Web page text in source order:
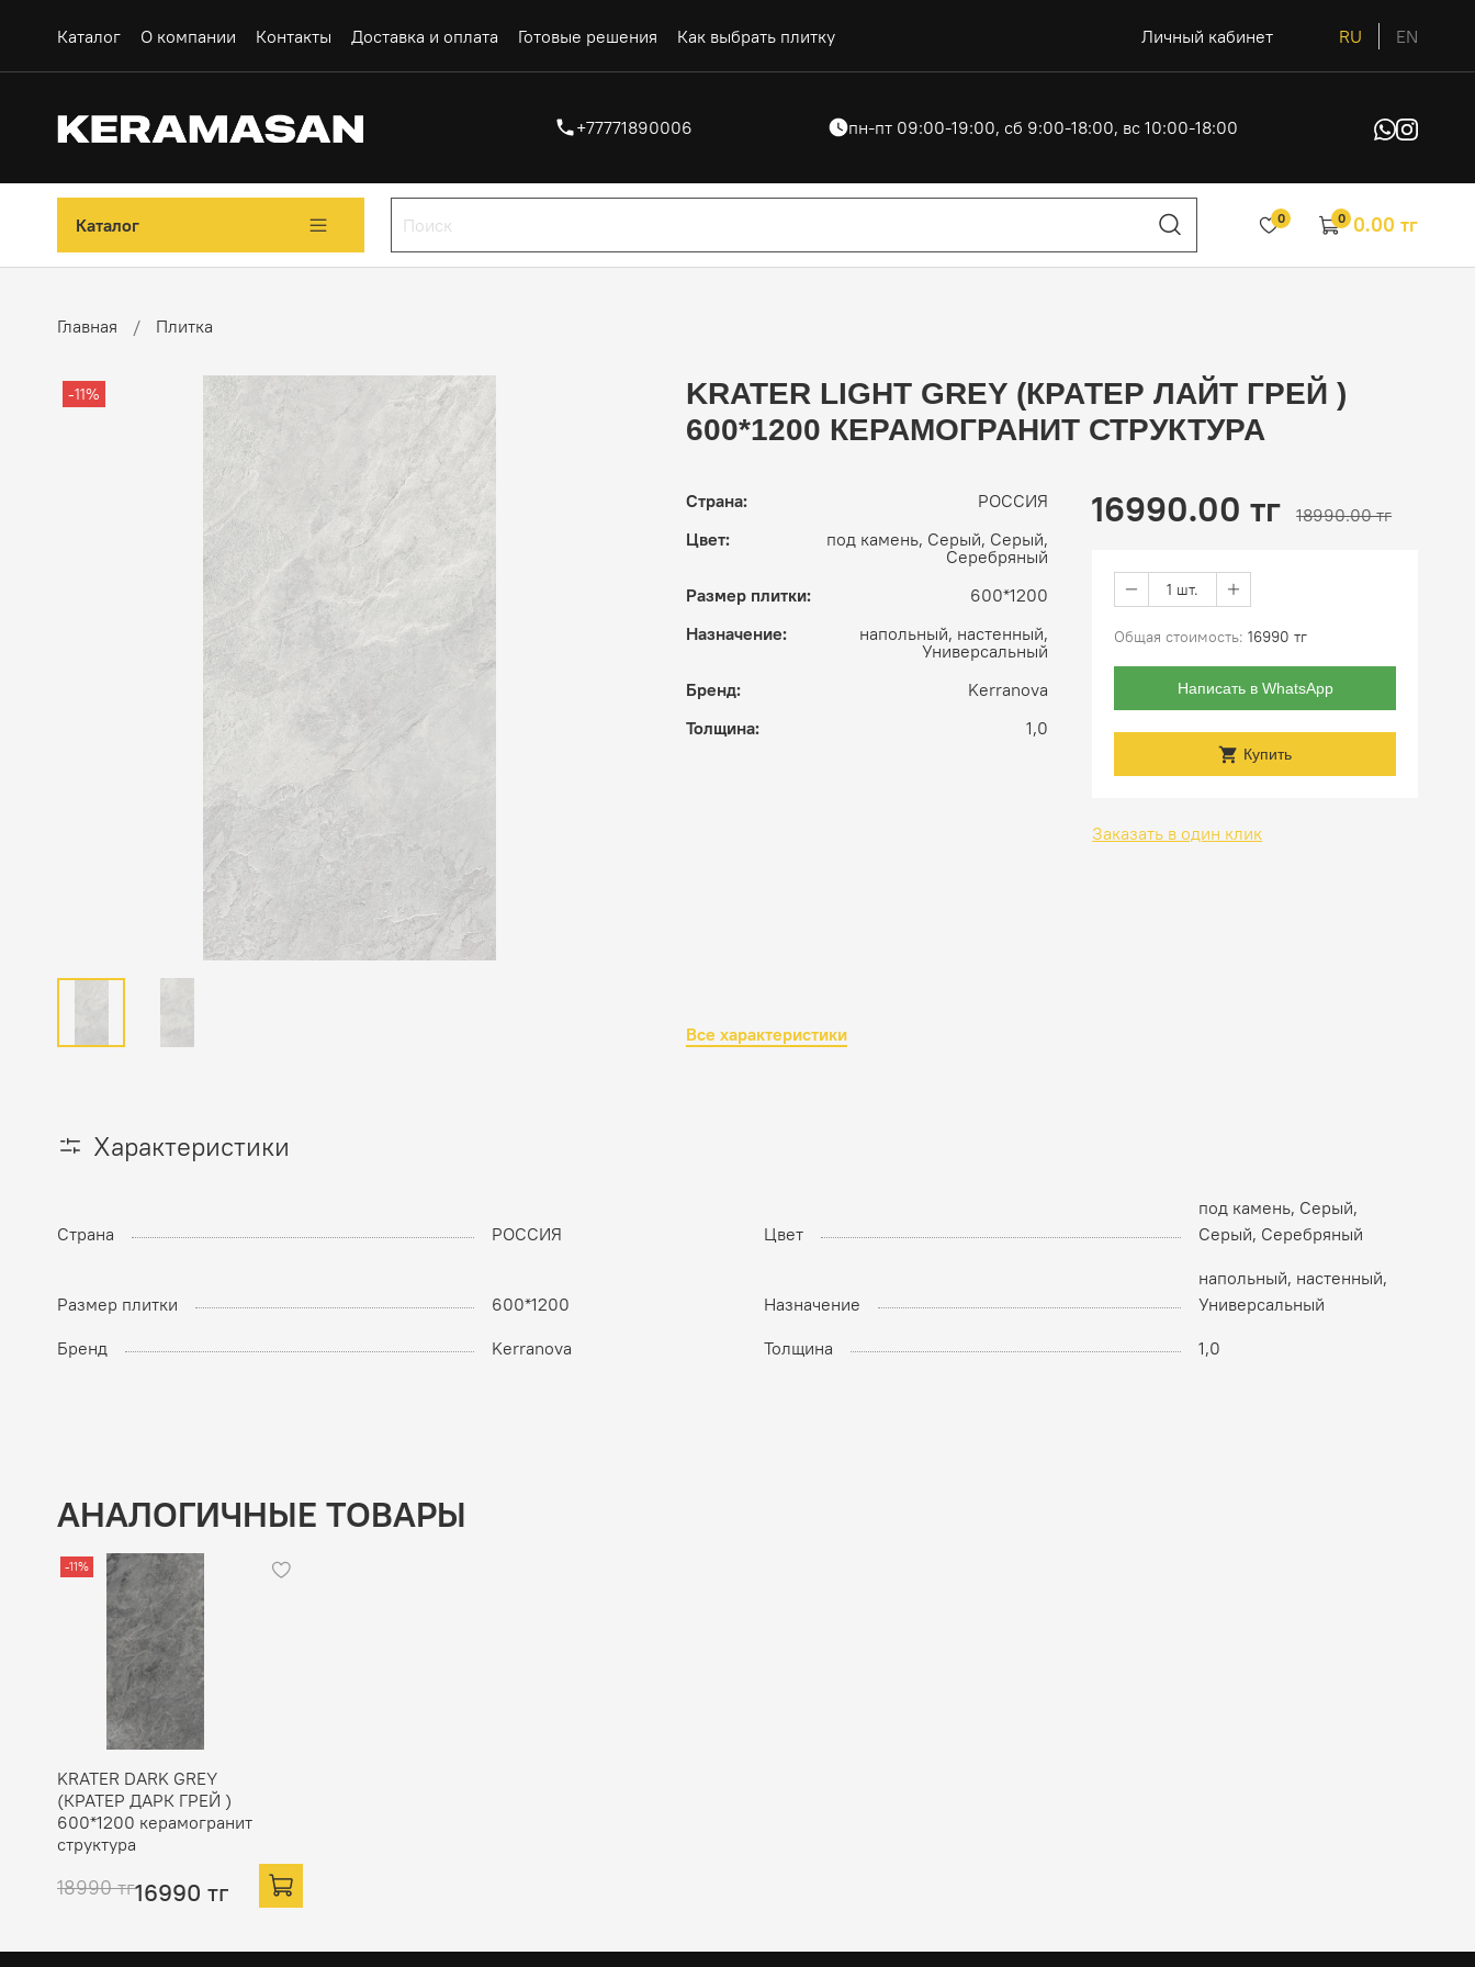
Каталог О компании Контакты Доставка и оплата Готовые решения Как выбрать плитку Личный кабинет RU EN
+77771890006 пн-пт 09:00-19:00, сб 9:00-18:00, вс 10:00-18:00
Каталог 0 0 0.00 тг
Главная Плитка
-11%
KRATER LIGHT GREY (КРАТЕР ЛАЙТ ГРЕЙ )
600*1200 КЕРАМОГРАНИТ СТРУКТУРА
16990.00 тг 18990.00 тг
1 шт.
Общая стоимость: 16990 тг
Написать в WhatsApp
Купить
Заказать в один клик
Страна:
РОССИЯ
Цвет:
под камень, Серый, Серый,
Серебряный
Размер плитки:
600*1200
Назначение:
напольный, настенный,
Универсальный
Бренд:
Kerranova
Толщина:
1,0
Все характеристики
Характеристики
Страна РОССИЯ Цвет
под камень, Серый,
Серый, Серебряный
Размер плитки 600*1200 Назначение
напольный, настенный,
Универсальный
Бренд
Kerranova Толщина 1,0
АНАЛОГИЧНЫЕ ТОВАРЫ
-11%
KRATER DARK GREY
(КРАТЕР ДАРК ГРЕЙ )
600*1200 керамогранит
структура
18990 тг16990 тг